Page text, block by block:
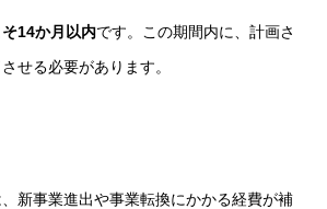
14か月以内です。この期間内に、計画さ
せる必要があります。
新事業進出や事業転換にかかる経費が補